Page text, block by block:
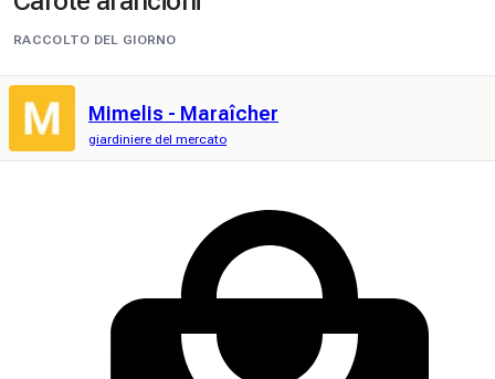
RACCOLTO DEL GIORNO
Mimelis - Maraîcher
giardiniere del mercato